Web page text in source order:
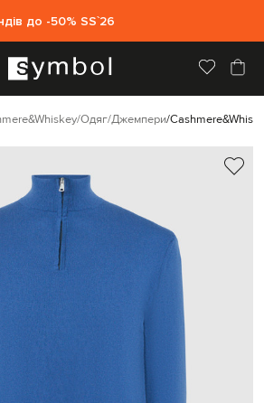
до -50% SS`26
Одяг Джемпери